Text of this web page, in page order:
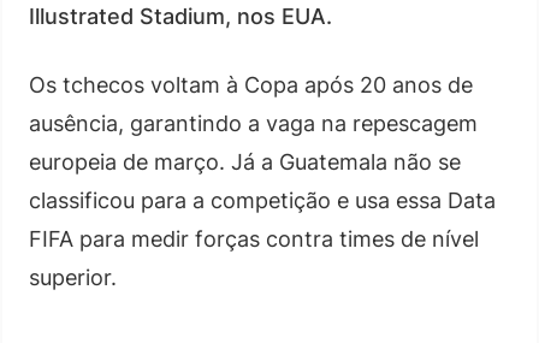
Illustrated Stadium, nos EUA.
Os tchecos voltam à Copa após 20 anos de
ausência, garantindo a vaga na repescagem
europeia de março. Já a Guatemala não se
classificou para a competição e usa essa Data
FIFA para medir forças contra times de nível
superior.